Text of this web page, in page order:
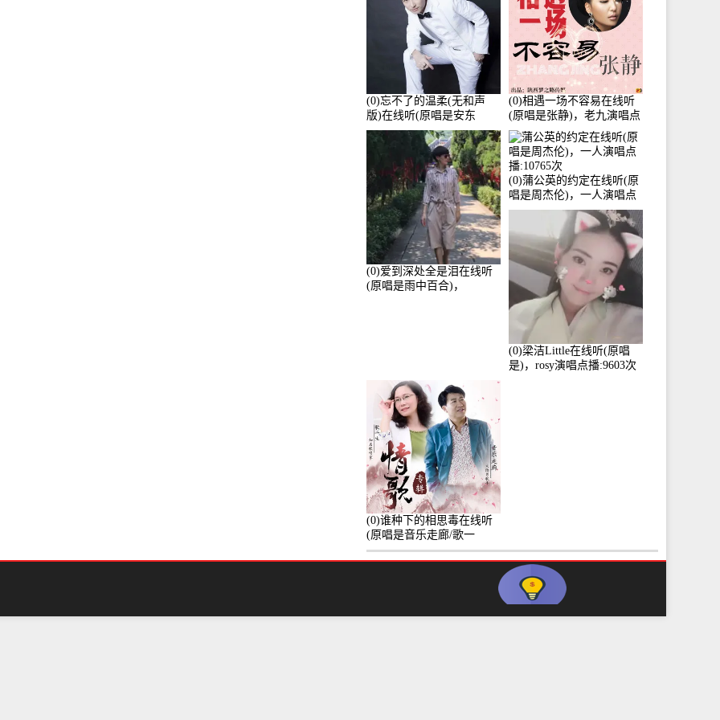
(0)忘不了的温柔(无和声
版)在线听(原唱是安东
阳)，老九演唱点播:17392
次
(0)相遇一场不容易在线听
(原唱是张静)，老九演唱点
播:11453次
(0)爱到深处全是泪在线听
(原唱是雨中百合)，
(0)蒲公英的约定在线听(原
唱是周杰伦)，一人演唱点
播:10765次
(0)梁洁Little在线听(原唱
是)，rosy演唱点播:9603次
(0)谁种下的相思毒在线听
(原唱是音乐走廊/歌一
生)，小群演唱点播:8975次